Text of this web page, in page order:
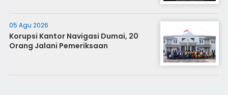
05 Agu 2026
Korupsi Kantor Navigasi Dumai, 20
Orang Jalani Pemeriksaan